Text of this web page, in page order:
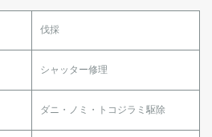
伐採
シャッター修理
ダニ・ノミ・トコジラミ駆除